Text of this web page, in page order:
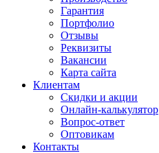
Гарантия
Портфолио
Отзывы
Реквизиты
Вакансии
Карта сайта
Клиентам
Скидки и акции
Онлайн-калькулятор
Вопрос-ответ
Оптовикам
Контакты